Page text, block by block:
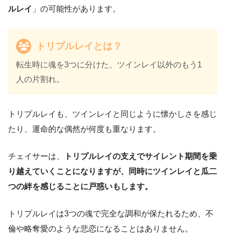
ルレイ 」の可能性があります。
トリプルレイとは？
転生時に魂を3つに分けた、ツインレイ以外のもう1
人の片割れ。
トリプルレイも、ツインレイと同じように懐かしさを感じ
たり、運命的な偶然が何度も重なります。
チェイサーは、
トリプルレイの支えでサイレント期間を乗
り越えていくことになりますが、同時にツインレイと瓜二
つの絆を感じることに戸惑いもします。
トリプルレイは3つの魂で完全な調和が保たれるため、不
倫や略奪愛のような悲恋になることはありません。